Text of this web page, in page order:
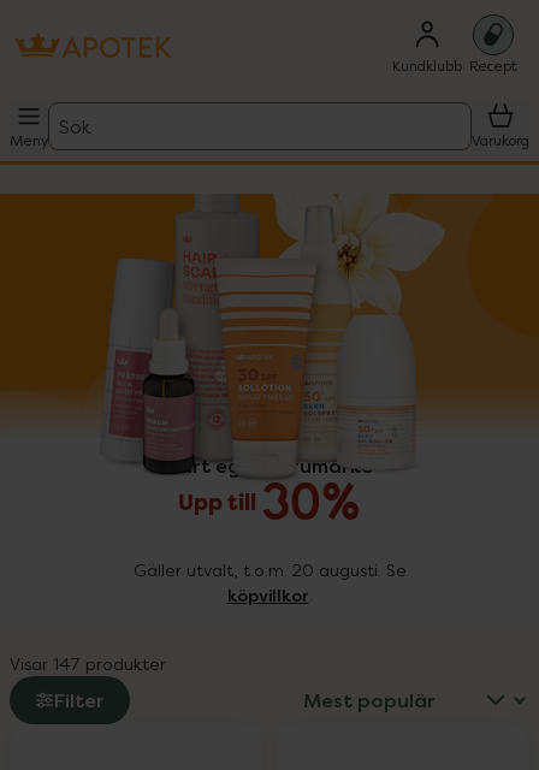
Kundklubb Recept
Meny
Sök
Varukorg
Vårt eget varumärke
Upp till 30%
Gäller utvalt, t.o.m. 20 augusti. Se
köpvillkor
Visar 147 produkter
Filter